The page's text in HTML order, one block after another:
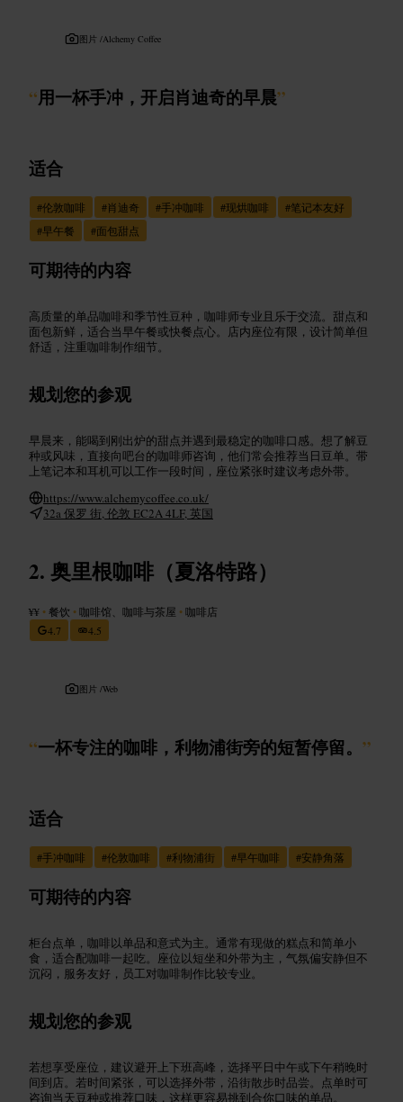
图片 /Alchemy Coffee
“用一杯手冲，开启肖迪奇的早晨”
适合
#伦敦咖啡 #肖迪奇 #手冲咖啡 #现烘咖啡 #笔记本友好
#早午餐 #面包甜点
可期待的内容
高质量的单品咖啡和季节性豆种，咖啡师专业且乐于交流。甜点和
面包新鲜，适合当早午餐或快餐点心。店内座位有限，设计简单但
舒适，注重咖啡制作细节。
规划您的参观
早晨来，能喝到刚出炉的甜点并遇到最稳定的咖啡口感。想了解豆
种或风味，直接向吧台的咖啡师咨询，他们常会推荐当日豆单。带
上笔记本和耳机可以工作一段时间，座位紧张时建议考虑外带。
https://www.alchemycoffee.co.uk/
32a 保罗 街, 伦敦 EC2A 4LF, 英国
奥里根咖啡（夏洛特路）
¥¥ •餐饮 •咖啡馆、咖啡与茶屋 •咖啡店
4.7
4.5
图片 /Web
“一杯专注的咖啡，利物浦街旁的短暂停留。 ”
适合
#手冲咖啡 #伦敦咖啡 #利物浦街 #早午咖啡 #安静角落
可期待的内容
柜台点单，咖啡以单品和意式为主。通常有现做的糕点和简单小
食，适合配咖啡一起吃。座位以短坐和外带为主，气氛偏安静但不
沉闷，服务友好，员工对咖啡制作比较专业。
规划您的参观
若想享受座位，建议避开上下班高峰，选择平日中午或下午稍晚时
间到店。若时间紧张，可以选择外带，沿街散步时品尝。点单时可
咨询当天豆种或推荐口味，这样更容易挑到合你口味的单品。